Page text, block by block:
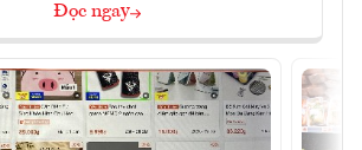
Đọc ngay